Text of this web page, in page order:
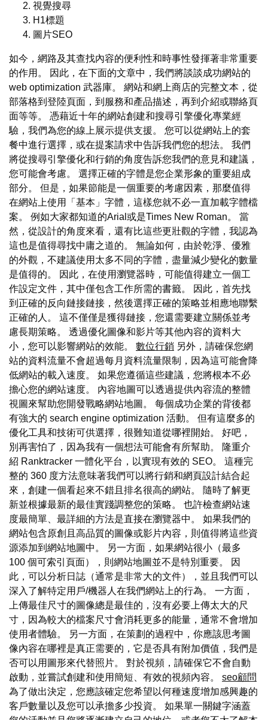
視覺搜尋
H1標題
圖片SEO
如今，網路及其查找內容的便利性和時事性發揮著非常重要
的作用。 因此，在下面的文章中，我們將談談成功網站的
web optimization 武器庫。 網站和網上商店的完整文本，從
部落格到登陸頁面，到服務和產品描述，再到介紹或聯絡頁
面等等。 憑藉近十年的網站創建和搜尋引擎優化專業經
驗，我們為您的線上展示提供支援。 您可以從網站上的套
餐中進行選擇，或在提案請求中告訴我們您的想法。 我們
將從搜尋引擎優化和行銷的角度告訴您我們的意見和建議，
您可能會考慮。 選擇正確的字體是您企業形象的重要組成
部分。 但是，如果節能是一個重要的考慮因素，那麼值得
在網站上使用「基本」字體，這樣您就不必一直加載字體檔
案。 例如大家都知道的Arial或是Times New Roman。 當
然，從設計的角度來看，還有比這些更壯觀的字體，我認為
這也是值得尋找中庸之道的。 無論如何，由於乾淨、優雅
的外觀，不建議使用太多不同的字體，盡量減少變化的數量
是值得的。 因此，在使用瀏覽器時，可能值得建立一個工
作設定文件，其中僅包含工作所需的書籤。 因此，首先找
到正確的反向鏈接鏈接，然後選擇正確的策略並相應地聯繫
正確的人。 這不僅僅是獲得鏈接，您還需要建立關係並考
慮長期策略。 透過優化圖像和影片等其他內容的資料大
小，您可以影響網站的效能。 數位行銷 另外，請確保您網
站的資料流量不會超過每月資料流量限制，因為這可能會降
低網站的載入速度。 如果您遵循這些建議，您將根本不必
擔心您的網站速度。 內容地圖可以透過提供內容流的整體
視圖來幫助您開發戰略網站地圖。 每個成功企業的背後都
有強大的 search engine optimization 活動。 但有這麼多的
優化工具和技術可供選擇，很難知道從哪裡開始。 好吧，
別再害怕了，因為我有一個想法可能會有所幫助。 隆重介
紹 Ranktracker 一體化平台，以實現有效的 SEO。 這種完
整的 360 度方法意味著我們可以將行銷和網頁設計結合起
來，創建一個看起來不錯且排名很高的網站。 隨時了解更
新並根據最新的最佳實踐調整您的策略。 也許檢查網站速
度最簡單、最詳細的方法是直接在瀏覽器中。 如果我們的
網站包含原創且高品質的圖像或影片內容，則值得將這些資
源添加到網站地圖中。 另一方面，如果網站很小（最多
100 個可索引頁面），則網站地圖並不是特別重要。 因
此，可以分析日誌（通常是非常大的文件），並且我們可以
深入了解特定用戶/機器人在我們網站上的行為。 一方面，
上傳最佳尺寸的圖像總是最佳的，沒有必要上傳太大的尺
寸，因為較大的檔案尺寸會消耗更多的能量，通常不會增加
使用者體驗。 另一方面，在策劃的過程中，你應該思考圖
像內容在哪裡是真正需要的，它是否具有附加價值，我們是
否可以用圖形來代替照片。 對於視頻，請確保它不會自動
啟動，並嘗試創建和使用簡短、有效的視頻內容。 seo顧問
為了做出決定，您應該確定您希望以何種速度增加感興趣的
客戶數量以及您可以承擔多少投資。 如果單一關鍵字涵蓋